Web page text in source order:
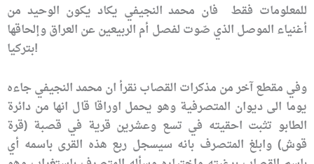
للمعلومات فقط فان محمد النجيفي يكاد يكون الوحيد من
أغنياء الموصل الذي صّوت لفصل أم الربيعين عن العراق وإلحاقها
بتركيا!
وفي مقطع آخر من مذكرات القصاب نقرأ ان محمد النجيفي جاءه
يوما الى ديوان المتصرفية وهو يحمل اوراقا قال انها من دائرة
الطابو تثبت احقيته في تسع وعشرين قرية في قصبة (قرة
قوش) وابلغ المتصرف بانه سيسجل ربع هذه القرى باسمه أي